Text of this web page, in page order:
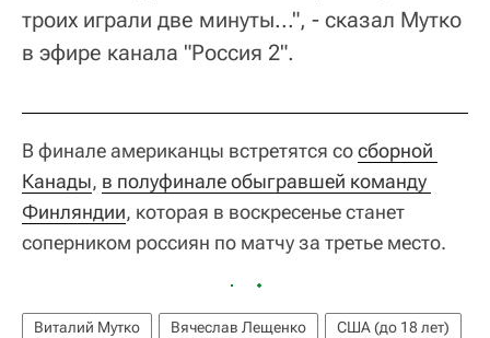
троих играли две минуты...", - сказал Мутко
в эфире канала "Россия 2".
В финале американцы встретятся сосборной
Канады, в полуфинале обыгравшей команду
Финляндии, которая в воскресенье станет
соперником россиян по матчу за третье место.
Виталий Мутко Вячеслав Лещенко
США (до 18 лет)